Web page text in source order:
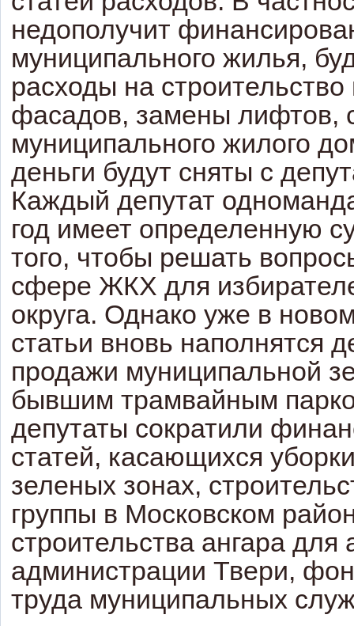
недополучит
муниципального жилья,
расходы на
фасадов, замены лифтов,
муниципального жилого
деньги будут сняты с
Каждый депутат
год имеет определенную
того, чтобы решать
сфере ЖКХ для
округа. Однако уже в
статьи вновь наполнятся
продажи муниципальной
бывшим трамвайным
депутаты сократили
статей, касающихся
зеленых зонах,
группы в Московском
строительства ангара для
администрации Твери,
труда муниципальных